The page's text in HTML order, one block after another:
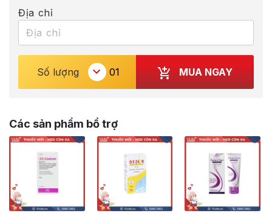
Địa chỉ
Số lượng MUA NGAY
Các sản phẩm bổ trợ